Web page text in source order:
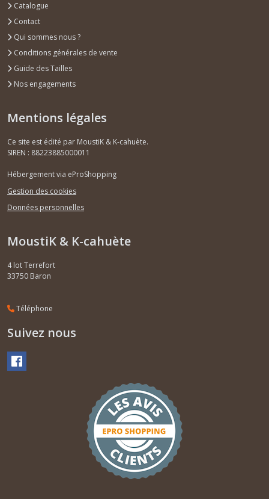
Catalogue
Contact
Qui sommes nous ?
Conditions générales de vente
Guide des Tailles
Nos engagements
Mentions légales
Ce site est édité par MoustiK & K-cahuète.
SIREN : 88223885000011
Hébergement via eProShopping
Gestion des cookies
Données personnelles
MoustiK & K-cahuète
4 lot Terrefort
33750 Baron
Téléphone
Suivez nous